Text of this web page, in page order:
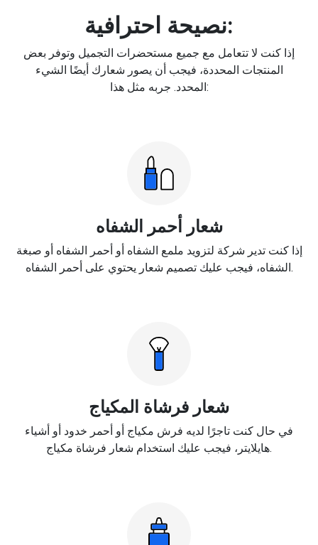
نصيحة احترافية:
إذا كنت لا تتعامل مع جميع مستحضرات التجميل وتوفر بعض
المنتجات المحددة، فيجب أن يصور شعارك أيضًا الشيء
المحدد. جربه مثل هذا:
شعار أحمر الشفاه
إذا كنت تدير شركة لتزويد ملمع الشفاه أو أحمر الشفاه أو صبغة
الشفاه، فيجب عليك تصميم شعار يحتوي على أحمر الشفاه.
شعار فرشاة المكياج
في حال كنت تاجرًا لديه فرش مكياج أو أحمر خدود أو أشياء
هايلايتر، فيجب عليك استخدام شعار فرشاة مكياج.